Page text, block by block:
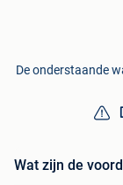
De onderstaande
Wat zijn de